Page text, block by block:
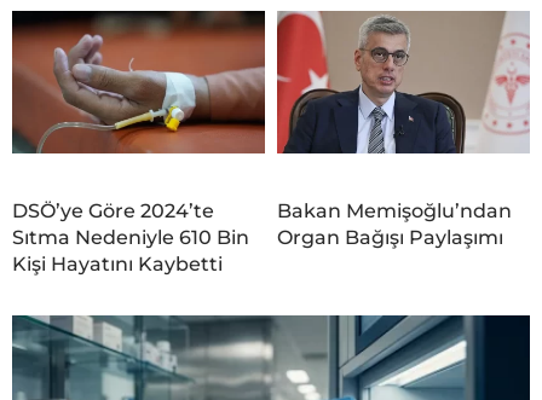
DSÖ’ye Göre 2024’te
Sıtma Nedeniyle 610 Bin
Kişi Hayatını Kaybetti
Bakan Memişoğlu’ndan
Organ Bağışı Paylaşımı